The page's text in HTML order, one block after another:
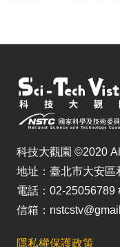
科技大觀園 ©2020
地址：臺北市大安
電話：02-25056789
信箱：
隱私權保護政策